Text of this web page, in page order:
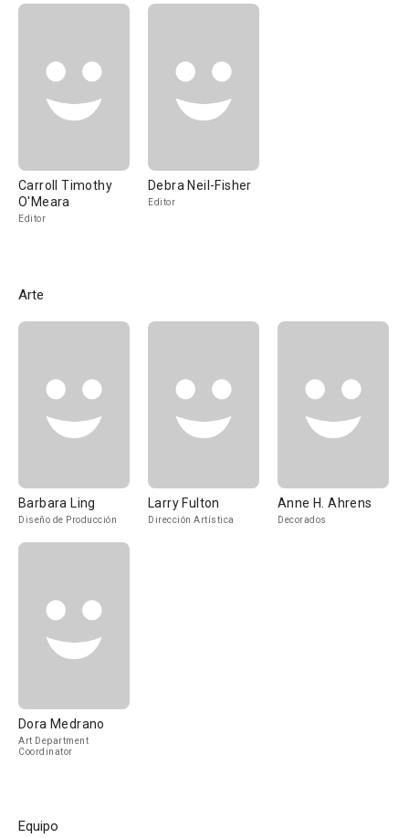
Carroll Timothy
O'Meara
Editor
Debra Neil-Fisher
Editor
Arte
Barbara Ling
Diseño de Producción
Larry Fulton
Dirección Artística
Anne H. Ahrens
Decorados
Dora Medrano
Art Department
Coordinator
Equipo